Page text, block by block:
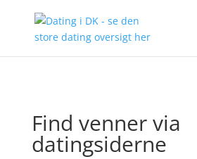
Find venner via
datingsiderne